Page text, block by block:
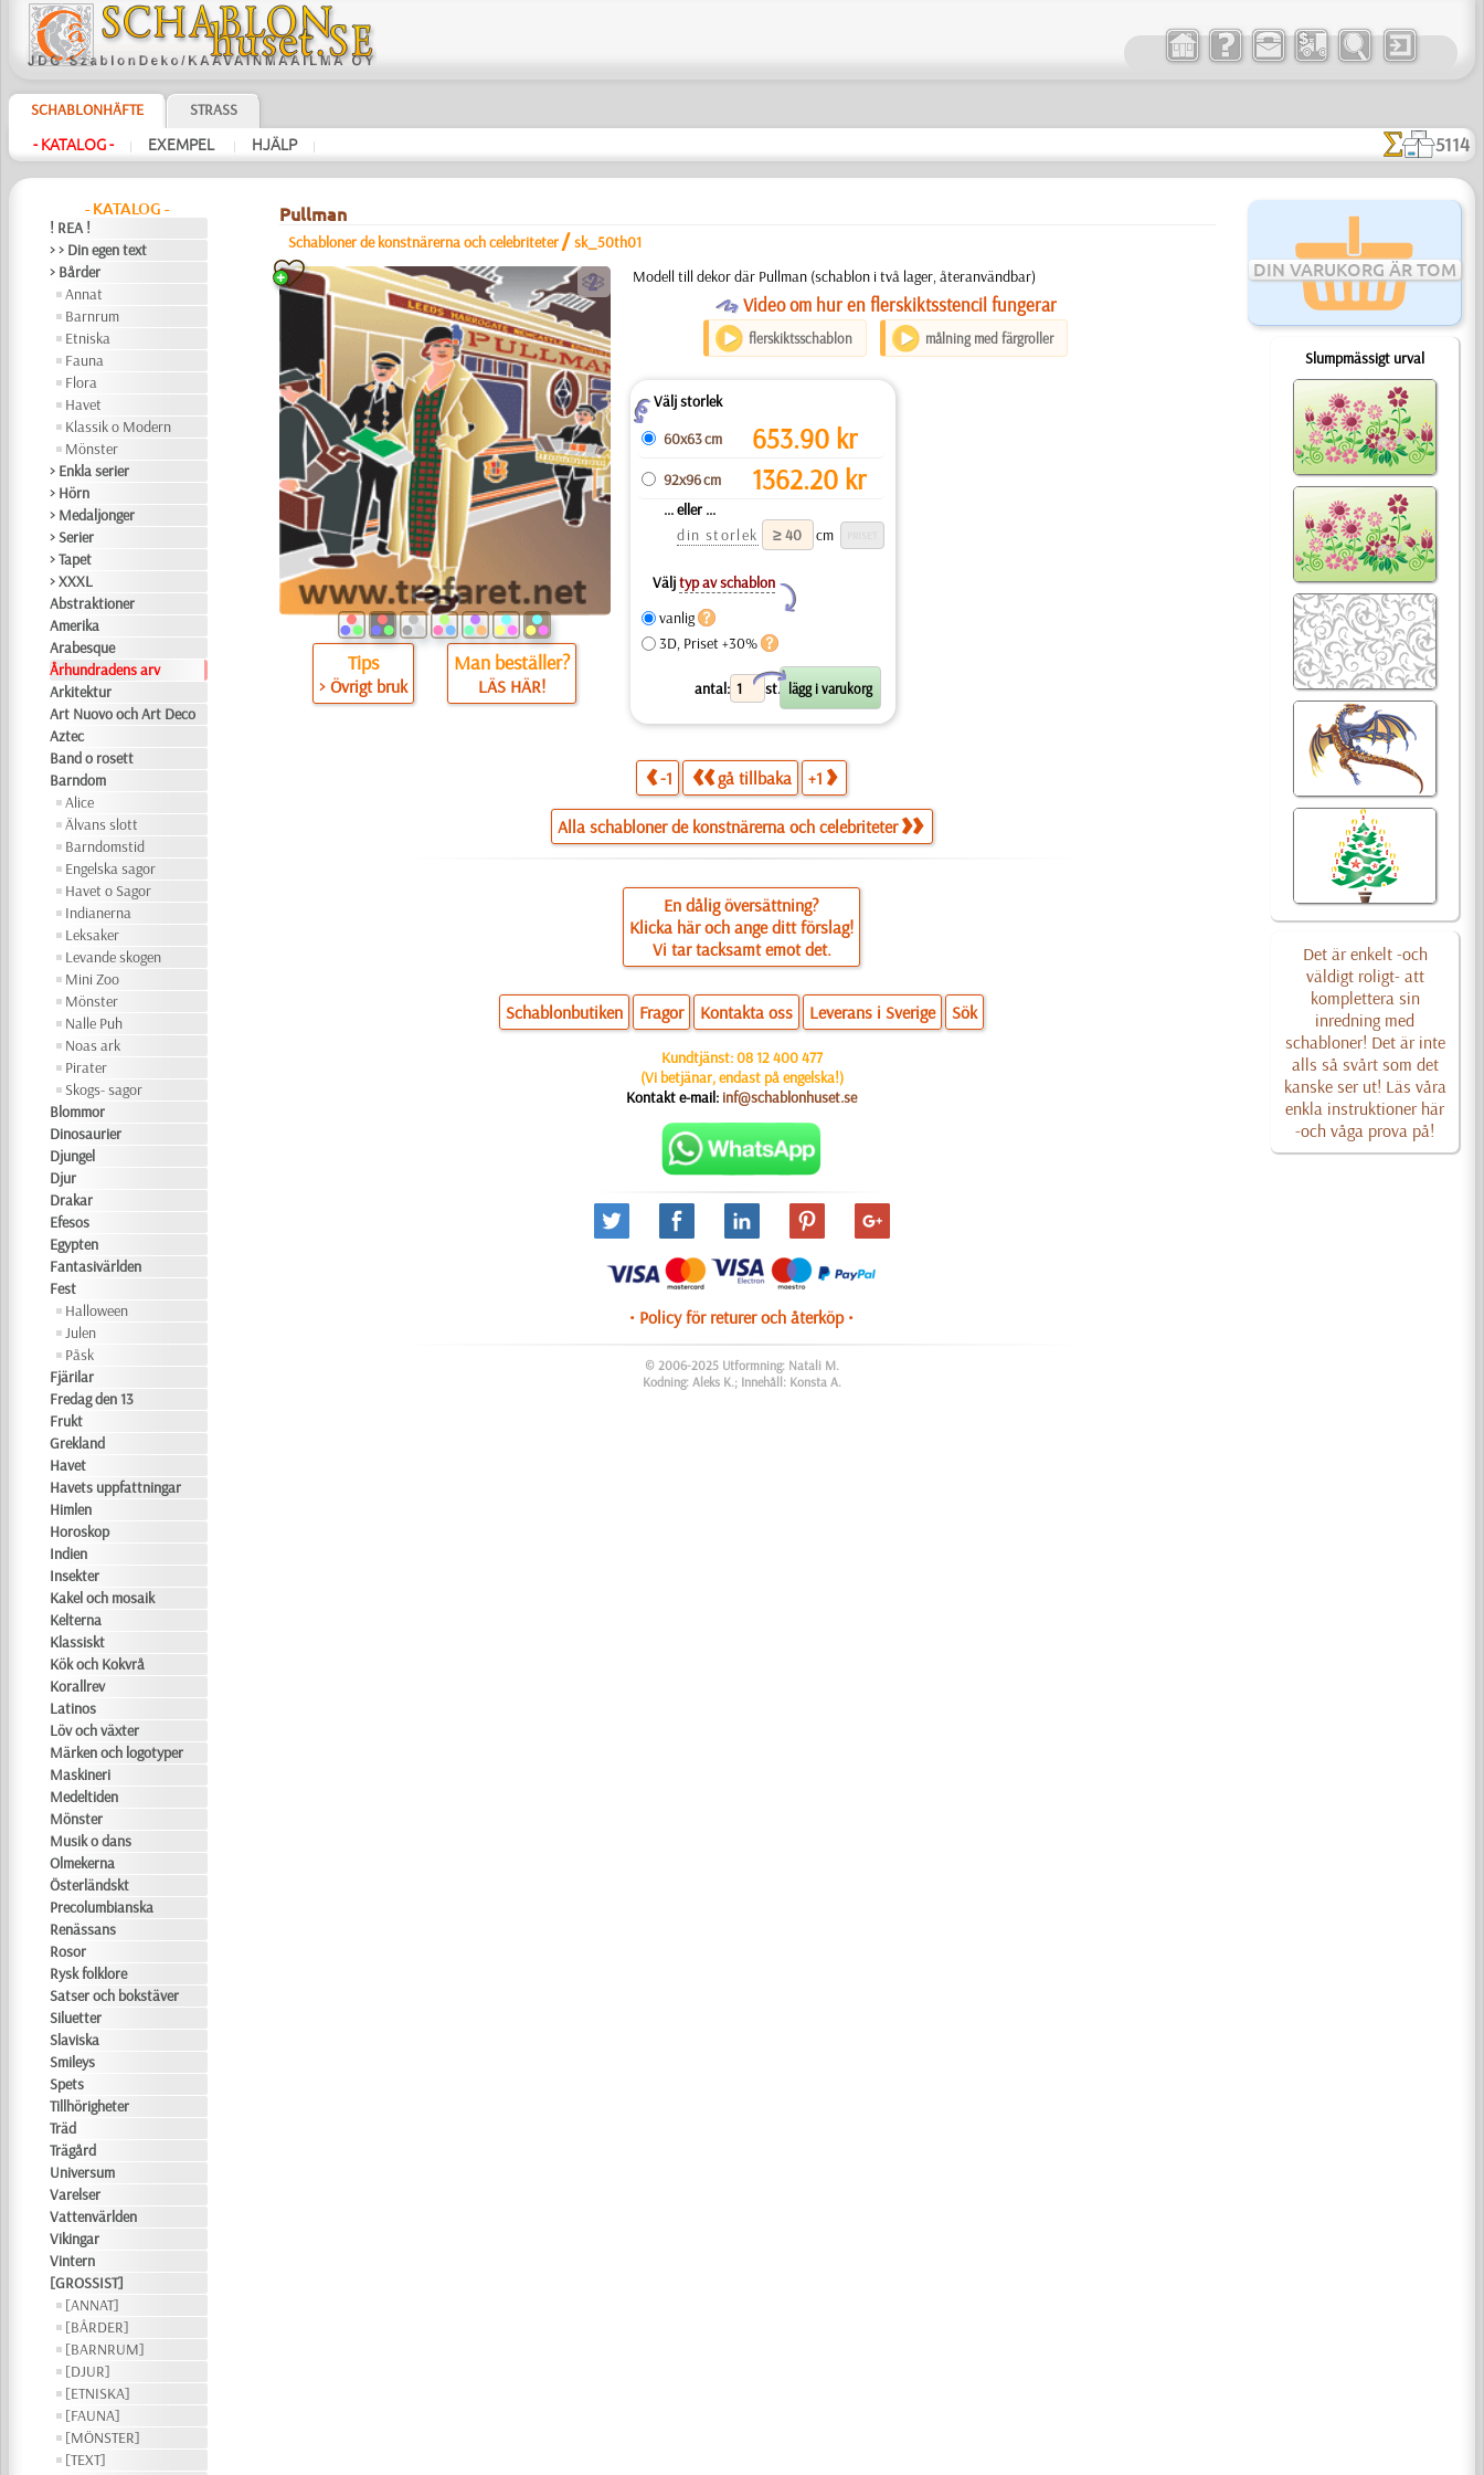
SCHABLONHÄFTE STRASS
- KATALOG - | EXEMPEL | HJÄLP | 5114
- KATALOG -
! REA !
> > Din egen text
> Bårder
Annat
Barnrum
Etniska
Fauna
Flora
Havet
Klassik o Modern
Mönster
> Enkla serier
> Hörn
> Medaljonger
> Serier
> Tapet
> XXXL
Abstraktioner
Amerika
Arabesque
Århundradens arv
Arkitektur
Art Nuovo och Art Deco
Aztec
Band o rosett
Barndom
Alice
Älvans slott
Barndomstid
Engelska sagor
Havet o Sagor
Indianerna
Leksaker
Levande skogen
Mini Zoo
Mönster
Nalle Puh
Noas ark
Pirater
Skogs- sagor
Blommor
Dinosaurier
Djungel
Djur
Drakar
Efesos
Egypten
Fantasivärlden
Fest
Halloween
Julen
Påsk
Fjärilar
Fredag den 13
Frukt
Grekland
Havet
Havets uppfattningar
Himlen
Horoskop
Indien
Insekter
Kakel och mosaik
Kelterna
Klassiskt
Kök och Kokvrå
Korallrev
Latinos
Löv och växter
Märken och logotyper
Maskineri
Medeltiden
Mönster
Musik o dans
Olmekerna
Österländskt
Precolumbianska
Renässans
Rosor
Rysk folklore
Satser och bokstäver
Siluetter
Slaviska
Smileys
Spets
Tillhörigheter
Träd
Trägård
Universum
Varelser
Vattenvärlden
Vikingar
Vintern
[GROSSIST]
[ANNAT]
[BÅRDER]
[BARNRUM]
[DJUR]
[ETNISKA]
[FAUNA]
[MÖNSTER]
[TEXT]
DIN VARUKORG ÄR TOM
Slumpmässigt urval
Det är enkelt -och
väldigt roligt- att
komplettera sin
inredning med
schabloner! Det är inte
alls så svårt som det
kanske ser ut! Läs våra
enkla instruktioner här
-och våga prova på!
Pullman
Schabloner de konstnärerna och celebriteter /sk_50th01
b
Tips
> Övrigt bruk
Man beställer?
LÄS HÄR!
Modell till dekor där Pullman (schablon i två lager, återanvändbar)
O Video om hur en flerskiktsstencil fungerar
flerskiktsschablon målning med färgroller
ZVälj storlek
60x63 cm
653.90kr
92x96 cm 1362.20kr
... eller ...
din storlek
cm
Väljtyp av schablon
Y
vanlig
3D, Priset +30%
antal: st.
X
-1 gå tillbaka +1
Alla schabloner de konstnärerna och celebriteter
En dålig översättning?
Klicka här och ange ditt förslag!
Vi tar tacksamt emot det.
Schablonbutiken Fragor Kontakta oss Leverans i Sverige Sök
Kundtjänst:08 12 400 477
(Vi betjänar, endast på engelska!)
Kontakt e-mail: inf@schablonhuset.se
• Policy för returer och återköp •
© 2006-2025 Utformning: Natali M.
Kodning: Aleks K.; Innehåll: Konsta A.